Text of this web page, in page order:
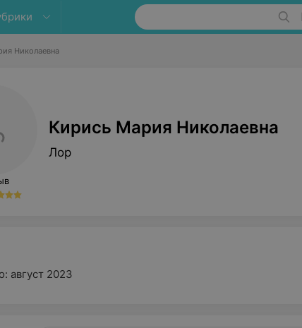
Николаевна
Кирись Мария Николаевна
Лор
август 2023